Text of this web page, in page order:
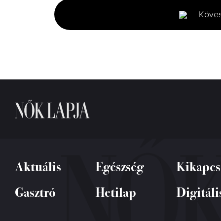
minutes,
48
seconds
Aktuális Egészség
Kikapcs
Gasztró
Hetilap